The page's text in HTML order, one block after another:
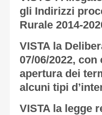
gli Indirizzi
Rurale 2014-
VISTA la
07/06/2022,
apertura dei
alcuni tipi
VISTA la legge